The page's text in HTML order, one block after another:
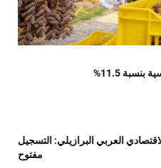
11.5%
العربي البرازيلي: التسجيل
مفتوح